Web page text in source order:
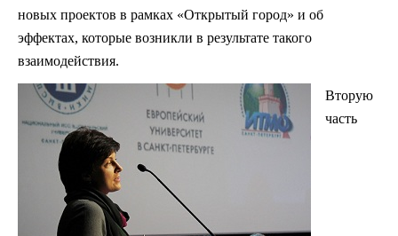
новых проектов в рамках «Открытый город» и об
эффектах, которые возникли в результате такого
взаимодействия.
Вторую
часть